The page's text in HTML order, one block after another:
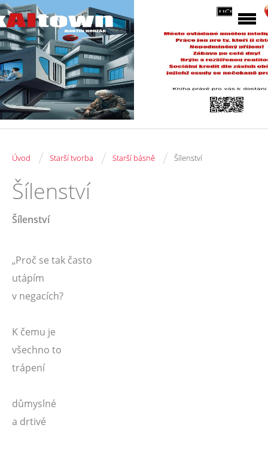
Úvod / Starší tvorba / Starší básně / Šílenství
Šílenství
Šílenství
„Proč se tak často
utápím
v negacích?
K čemu je
všechno to
trápení
důmyslné
a drtivé